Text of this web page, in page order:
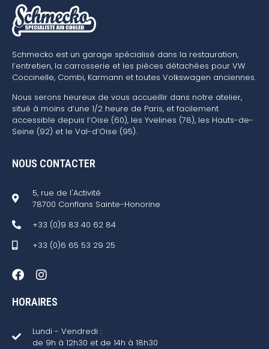
Schmecko est un garage spécialisé dans la restauration,
l’entretien, la carrosserie et les pièces détachées pour VW
Coccinelle, Combi, Karmann et toutes Volkswagen anciennes.
Nous serons heureux de vous accueillir dans notre atelier,
situé à moins d’une 1/2 heure de Paris, et facilement
accessible depuis l’Oise (60), les Yvelines (78), les Hauts-de-
Seine (92) et le Val-d’Oise (95).
NOUS CONTACTER
5, rue de l'Activité
78700 Conflans Sainte-Honorine
+33 (0)9 83 40 62 84
+33 (0)6 65 53 29 25
HORAIRES
Lundi - Vendredi :
de 9h à 12h30 et de 14h à 18h30